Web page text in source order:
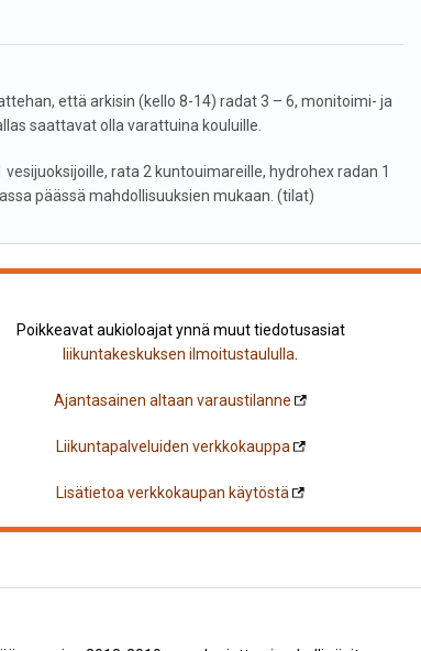
että arkisin (kello 8-14) radat 3 – 6, monitoimi- ja
saattavat olla varattuina kouluille.
vesijuoksijoille, rata 2 kuntouimareille, hydrohex radan 1
päässä mahdollisuuksien mukaan. (tilat)
Poikkeavat aukioloajat ynnä muut tiedotusasiat
liikuntakeskuksen ilmoitustaululla
Ajantasainen altaan varaustilanne
Liikuntapalveluiden verkkokauppa
Lisätietoa verkkokaupan käytöstä